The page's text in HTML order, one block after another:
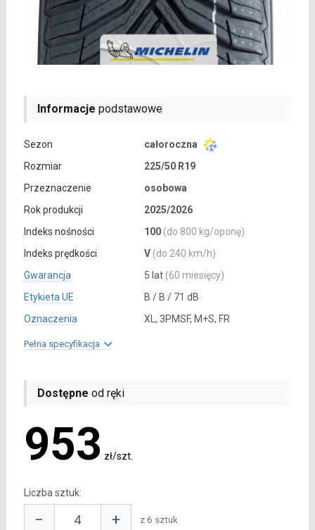
Informacje podstawowe
Sezon
całoroczna
Rozmiar
225/50 R19
Przeznaczenie
osobowa
Rok produkcji
2025/2026
Indeks nośności
100 (do 800 kg/oponę)
Indeks prędkości
V (do 240 km/h)
Gwarancja
5 lat (60 miesięcy)
Etykieta UE
B / B / 71 dB
Oznaczenia
XL, 3PMSF, M+S, FR
Pełna specyfikacja
Dostępne od ręki
953 zł/szt.
Liczba sztuk:
− + z 6 sztuk